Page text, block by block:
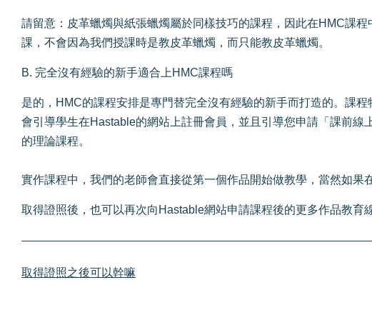
請留意：皮革蠟燭與紙張蠟燭屬於同樣技巧的課程，因此在HMC課
課，不會因為我們授課時是教皮革蠟燭，而只能教皮革蠟燭。
B. 完全沒有經驗的新手適合上HMC課程嗎
是的，HMC的課程安排是專門替完全沒有經驗的新手而打造的。課
會引導學生在Hastable的網站上註冊會員，並且引導您申請「課前
的理論課程。
實作課程中，我們的老師會直接從第一個作品開始做教學，當然如果
取得證照後，也可以再次向Hastable網站申請課程後的更多作品教育
取得證照之後可以幹嘛